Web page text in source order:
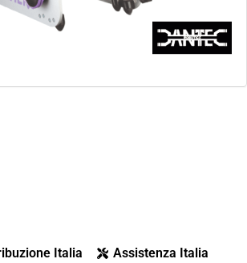
Italia
Assistenza Italia